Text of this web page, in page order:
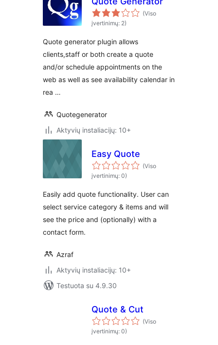
(Viso
įvertinimų: 2)
Quote generator plugin allows
clients,staff or both create a quote
and/or schedule appointments on the
web as well as see availability calendar in
rea …
Quotegenerator
Aktyvių instaliacijų: 10+
Easy Quote
(Viso
įvertinimų: 0)
Easily add quote functionality. User can
select service category & items and will
see the price and (optionally) with a
contact form.
Azraf
Aktyvių instaliacijų: 10+
Testuota su 4.9.30
Quote & Cut
(Viso
įvertinimų: 0)